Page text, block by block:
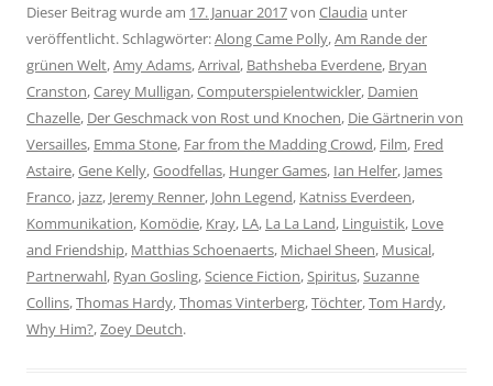
Dieser Beitrag wurde am 17. Januar 2017von Claudia unter
veröffentlicht. Schlagwörter:Along Came Polly,Am Rande der
grünen Welt,Amy Adams,Arrival, Bathsheba Everdene, Bryan
Cranston,Carey Mulligan,Computerspielentwickler, Damien
Chazelle, Der Geschmack von Rost und Knochen, Die Gärtnerin von
Versailles, Emma Stone, Far from the Madding Crowd, Film, Fred
Astaire,Gene Kelly,Goodfellas, Hunger Games, Ian Helfer, James
Franco, jazz, Jeremy Renner, John Legend, Katniss Everdeen,
Kommunikation, Komödie, Kray, LA, La La Land, Linguistik, Love
and Friendship, Matthias Schoenaerts, Michael Sheen, Musical,
Partnerwahl, Ryan Gosling,Science Fiction,Spiritus,Suzanne
Collins,Thomas Hardy,Thomas Vinterberg,Töchter,Tom Hardy,
Why Him?,Zoey Deutch.